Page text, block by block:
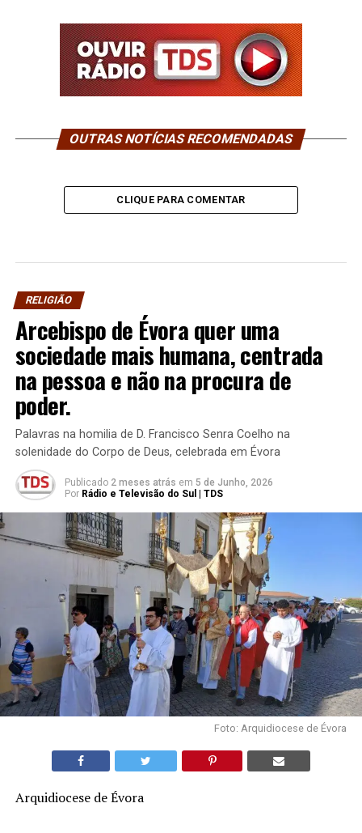
OUTRAS NOTÍCIAS RECOMENDADAS
CLIQUE PARA COMENTAR
RELIGIÃO
Arcebispo de Évora quer uma
sociedade mais humana, centrada
na pessoa e não na procura de
poder.
Palavras na homilia de D. Francisco Senra Coelho na
solenidade do Corpo de Deus, celebrada em Évora
Publicado 2 meses atrás em 5 de Junho, 2026
Por Rádio e Televisão do Sul | TDS
Foto: Arquidiocese de Évora
Arquidiocese de Évora